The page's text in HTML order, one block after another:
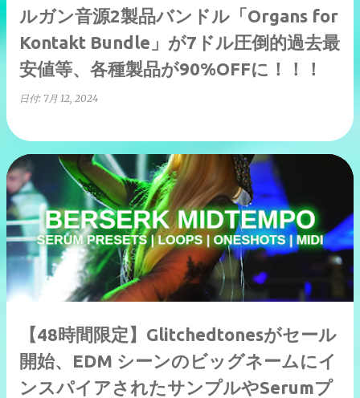
ルガン音源2製品バンドル「Organs for
Kontakt Bundle」が7ドル圧倒的過去最
安値等、各種製品が90%OFFに！！！
日付: 7月 12, 2024
【48時間限定】Glitchedtonesがセール
開始、EDM シーンのビッグネームにイ
ンスパイアされたサンプルやSerumプ